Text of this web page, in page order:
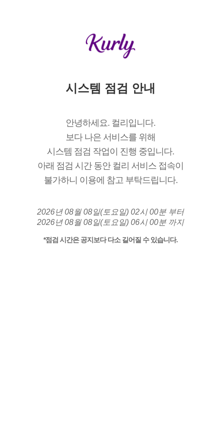
시스템 점검 안내
안녕하세요. 컬리입니다.
보다 나은 서비스를 위해
시스템 점검 작업이 진행 중입니다.
아래 점검 시간 동안 컬리 서비스 접속이
불가하니 이용에 참고 부탁드립니다.
2026년 08월 08일(토요일) 02시 00분 부터
2026년 08월 08일(토요일) 06시 00분 까지
*점검 시간은 공지보다 다소 길어질 수 있습니다.